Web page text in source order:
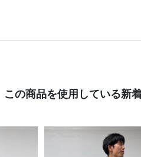
この商品を使用している新